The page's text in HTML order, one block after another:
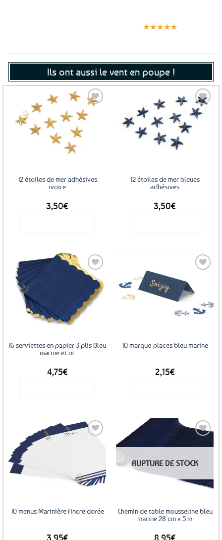
★★★★★
Ils ont aussi le vent en poupe !
12 étoiles de mer adhésives
ivoire
3,50€
Ajouter
12 étoiles de mer bleues
adhésives
3,50€
Ajouter
aux
favoris
16 serviettes en papier 3 plis Bleu
marine et or
4,75€
Ajouter
favoris
10 marque-places bleu marine
2,15€
favoris
10 menus Marinière Ancre dorée
3,95€
Ajouter
aux
RUPTURE DE STOCK
Chemin de table mousseline bleu
marine 28 cm x 5 m
8,95€